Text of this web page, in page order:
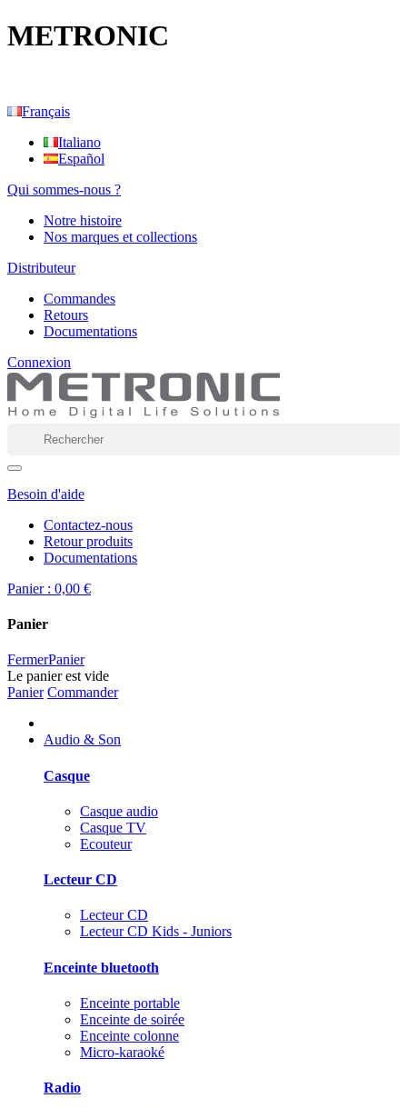
METRONIC
Français
Italiano
Español
Qui sommes-nous ?
Notre histoire
Nos marques et collections
Distributeur
Commandes
Retours
Documentations
Connexion
Besoin d'aide
Contactez-nous
Retour produits
Documentations
Panier : 0,00 €
Panier
FermerPanier
Le panier est vide
Panier Commander
Audio & Son
Casque
Casque audio
Casque TV
Ecouteur
Lecteur CD
Lecteur CD
Lecteur CD Kids - Juniors
Enceinte bluetooth
Enceinte portable
Enceinte de soirée
Enceinte colonne
Micro-karaoké
Radio